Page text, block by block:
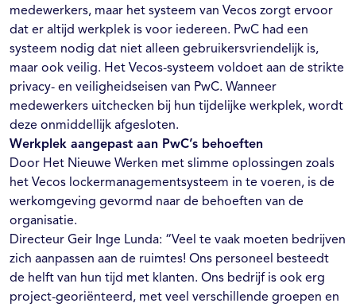
medewerkers, maar het systeem van Vecos zorgt ervoor
dat er altijd werkplek is voor iedereen. PwC had een
systeem nodig dat niet alleen gebruikersvriendelijk is,
maar ook veilig. Het Vecos-systeem voldoet aan de strikte
privacy- en veiligheidseisen van PwC. Wanneer
medewerkers uitchecken bij hun tijdelijke werkplek, wordt
deze onmiddellijk afgesloten.
Werkplek aangepast aan PwC’s behoeften
Door Het Nieuwe Werken met slimme oplossingen zoals
het Vecos lockermanagementsysteem in te voeren, is de
werkomgeving gevormd naar de behoeften van de
organisatie.
Directeur Geir Inge Lunda: “Veel te vaak moeten bedrijven
zich aanpassen aan de ruimtes! Ons personeel besteedt
de helft van hun tijd met klanten. Ons bedrijf is ook erg
project-georiënteerd, met veel verschillende groepen en